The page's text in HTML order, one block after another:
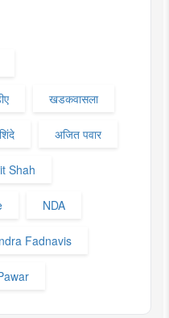
खडकवासला
अजित पवार
Shah
NDA
Fadnavis